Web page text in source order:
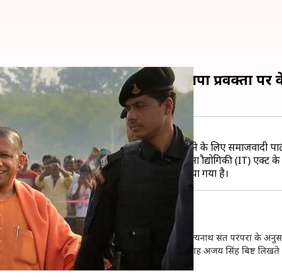
'अजय सिंह बिष्ट' लेने के लिए सपा प्रवक्ता पर
लिए उनका असली नाम 'अजय सिंह बिष्ट' इस्तेमाल करने के लिए समाजवादी
नाम का प्रयोग करते हैं और इसलिए उन पर सूचना प्रौद्योगिकी (IT) एक्ट
कराई अपनी शिकायत में कहा है, "मुख्यमंत्री योगी आदित्यनाथ संत परंपरा के
है। आईपी सिंह सोशल मीडिया पर योगी आदित्यनाथ की जगह अजय सिंह बिष्ट
हैं।"